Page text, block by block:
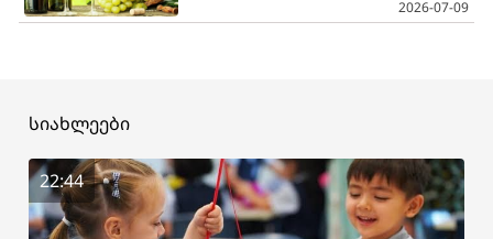
2026-07-09
სიახლეები
22:44